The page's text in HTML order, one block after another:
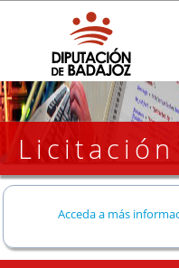
Licitación
Acceda a más